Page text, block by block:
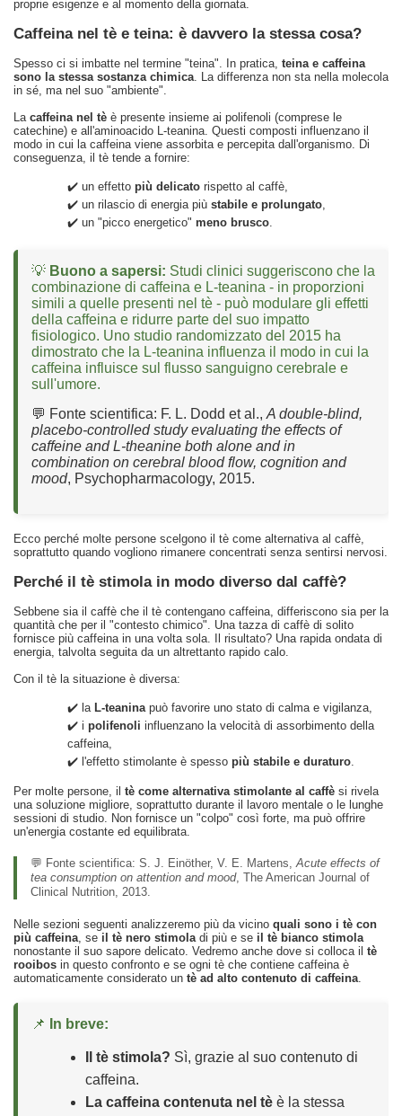
proprie esigenze e al momento della giornata.
Caffeina nel tè e teina: è davvero la stessa cosa?
Spesso ci si imbatte nel termine "teina". In pratica, teina e caffeina
sono la stessa sostanza chimica. La differenza non sta nella molecola
in sé, ma nel suo "ambiente".
La caffeina nel tè è presente insieme ai polifenoli (comprese le
catechine) e all'aminoacido L-teanina. Questi composti influenzano il
modo in cui la caffeina viene assorbita e percepita dall'organismo. Di
conseguenza, il tè tende a fornire:
✔️ un effetto più delicato rispetto al caffè,
✔️ un rilascio di energia più stabile e prolungato,
✔️ un "picco energetico" meno brusco.
💡 Buono a sapersi: Studi clinici suggeriscono che la
combinazione di caffeina e L-teanina - in proporzioni
simili a quelle presenti nel tè - può modulare gli effetti
della caffeina e ridurre parte del suo impatto
fisiologico. Uno studio randomizzato del 2015 ha
dimostrato che la L-teanina influenza il modo in cui la
caffeina influisce sul flusso sanguigno cerebrale e
sull'umore.
💬 Fonte scientifica: F. L. Dodd et al., A double-blind,
placebo-controlled study evaluating the effects of
caffeine and L-theanine both alone and in
combination on cerebral blood flow, cognition and
mood, Psychopharmacology, 2015.
Ecco perché molte persone scelgono il tè come alternativa al caffè,
soprattutto quando vogliono rimanere concentrati senza sentirsi nervosi.
Perché il tè stimola in modo diverso dal caffè?
Sebbene sia il caffè che il tè contengano caffeina, differiscono sia per la
quantità che per il "contesto chimico". Una tazza di caffè di solito
fornisce più caffeina in una volta sola. Il risultato? Una rapida ondata di
energia, talvolta seguita da un altrettanto rapido calo.
Con il tè la situazione è diversa:
✔️ la L-teaninapuò favorire uno stato di calma e vigilanza,
✔️ i polifenoli influenzano la velocità di assorbimento della
caffeina,
✔️ l'effetto stimolante è spesso più stabile e duraturo.
Per molte persone, il tè come alternativa stimolante al caffè si rivela
una soluzione migliore, soprattutto durante il lavoro mentale o le lunghe
sessioni di studio. Non fornisce un "colpo" così forte, ma può offrire
un'energia costante ed equilibrata.
💬 Fonte scientifica: S. J. Einöther, V. E. Martens,Acute effects of
tea consumption on attention and mood, The American Journal of
Clinical Nutrition, 2013.
Nelle sezioni seguenti analizzeremo più da vicino quali sono i tè con
più caffeina, se il tè nero stimoladi più e se il tè bianco stimola
nonostante il suo sapore delicato. Vedremo anche dove si colloca il tè
rooibos in questo confronto e se ogni tè che contiene caffeina è
automaticamente considerato un tè ad alto contenuto di caffeina.
📌 In breve:
Il tè stimola? Sì, grazie al suo contenuto di
caffeina.
La caffeina contenuta nel tè è la stessa